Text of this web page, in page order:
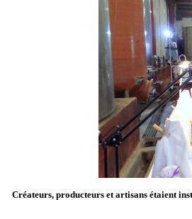
Créateurs, producteurs et artisans étaient